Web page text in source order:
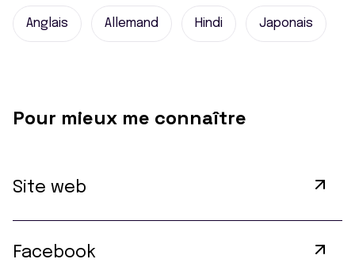
Anglais Allemand Hindi Japonais
Pour mieux me connaître
Site web
Facebook